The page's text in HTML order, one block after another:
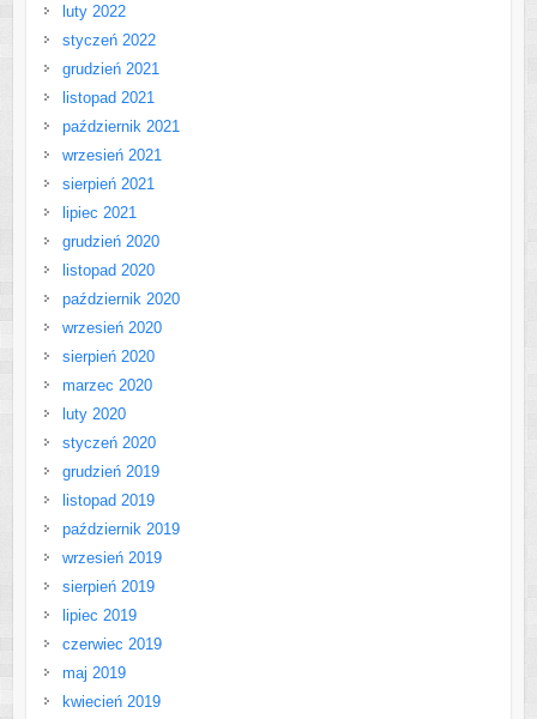
luty 2022
styczeń 2022
grudzień 2021
listopad 2021
październik 2021
wrzesień 2021
sierpień 2021
lipiec 2021
grudzień 2020
listopad 2020
październik 2020
wrzesień 2020
sierpień 2020
marzec 2020
luty 2020
styczeń 2020
grudzień 2019
listopad 2019
październik 2019
wrzesień 2019
sierpień 2019
lipiec 2019
czerwiec 2019
maj 2019
kwiecień 2019